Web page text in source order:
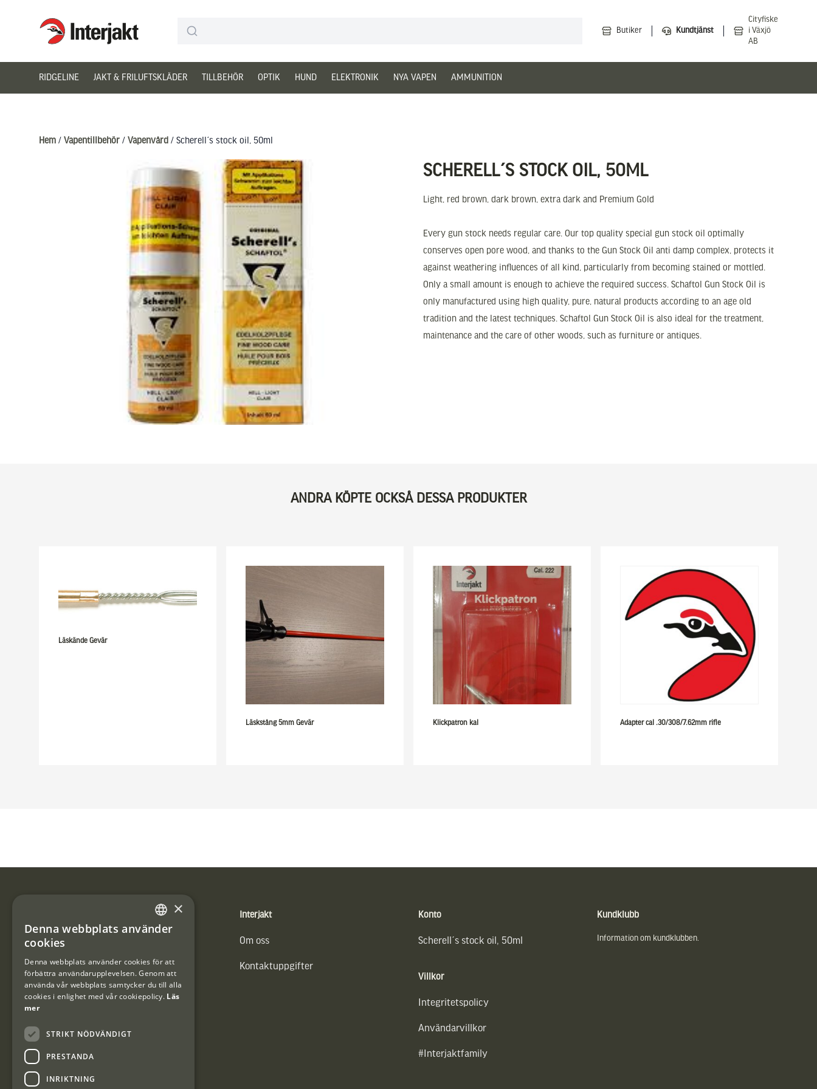
Interjakt SE
Butiker Kundtjänst
Cityfiske
i Växjö
AB
RIDGELINE JAKT & FRILUFTSKLÄDER TILLBEHÖR OPTIK HUND ELEKTRONIK NYA VAPEN AMMUNITION
Hem / Vapentillbehör / Vapenvård / Scherell´s stock oil, 50ml
SCHERELL´S STOCK OIL, 50ML
Light, red brown, dark brown, extra dark and Premium Gold
Every gun stock needs regular care. Our top quality special gun stock oil optimally
conserves open pore wood, and thanks to the Gun Stock Oil anti damp complex, protects it
against weathering influences of all kind, particularly from becoming stained or mottled.
Only a small amount is enough to achieve the required success. Schaftol Gun Stock Oil is
only manufactured using high quality, pure, natural products according to an age old
tradition and the latest techniques. Schaftol Gun Stock Oil is also ideal for the treatment,
maintenance and the care of other woods, such as furniture or antiques.
ANDRA KÖPTE OCKSÅ DESSA PRODUKTER
Läskände Gevär
Läskstång 5mm Gevär Klickpatron kal Adapter cal .30/308/7.62mm rifle
Vännäs Friluftbyxa
Interjakt
Om oss
Kontaktuppgifter
Konto
Scherell´s stock oil, 50ml
Villkor
Integritetspolicy
Användarvillkor
#Interjaktfamily
Kundklubb
Information om kundklubben.
SWEDISH
×
Denna webbplats använder
cookies
Denna webbplats använder cookies för att
förbättra användarupplevelsen. Genom att
använda vår webbplats samtycker du till alla
cookies i enlighet med vår cookiepolicy. Läs
mer
STRIKT NÖDVÄNDIGT
PRESTANDA
INRIKTNING